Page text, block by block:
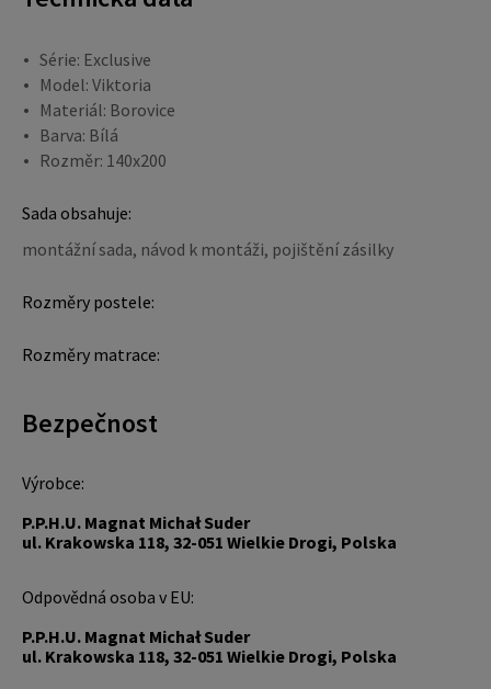
Série: Exclusive
Model: Viktoria
Materiál: Borovice
Barva: Bílá
Rozměr: 140x200
Sada obsahuje:
montážní sada, návod k montáži, pojištění zásilky
Rozměry postele:
Rozměry matrace:
Bezpečnost
Výrobce:
P.P.H.U. Magnat Michał Suder
ul. Krakowska 118, 32-051 Wielkie Drogi, Polska
Odpovědná osoba v EU:
P.P.H.U. Magnat Michał Suder
ul. Krakowska 118, 32-051 Wielkie Drogi, Polska